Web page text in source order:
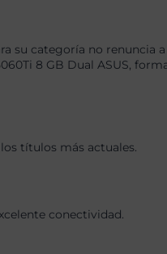
su categoría no renuncia
8 GB Dual ASUS,
títulos más actuales.
conectividad.